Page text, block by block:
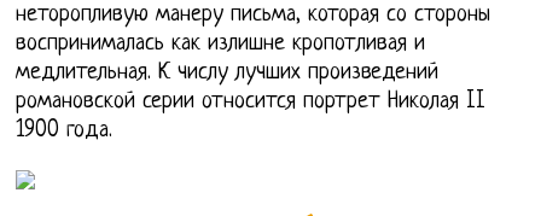
неторопливую манеру письма, которая со стороны
воспринималась как излишне кропотливая и
медлительная. К числу лучших произведений
романовской серии относится портрет Николая II
1900 года.